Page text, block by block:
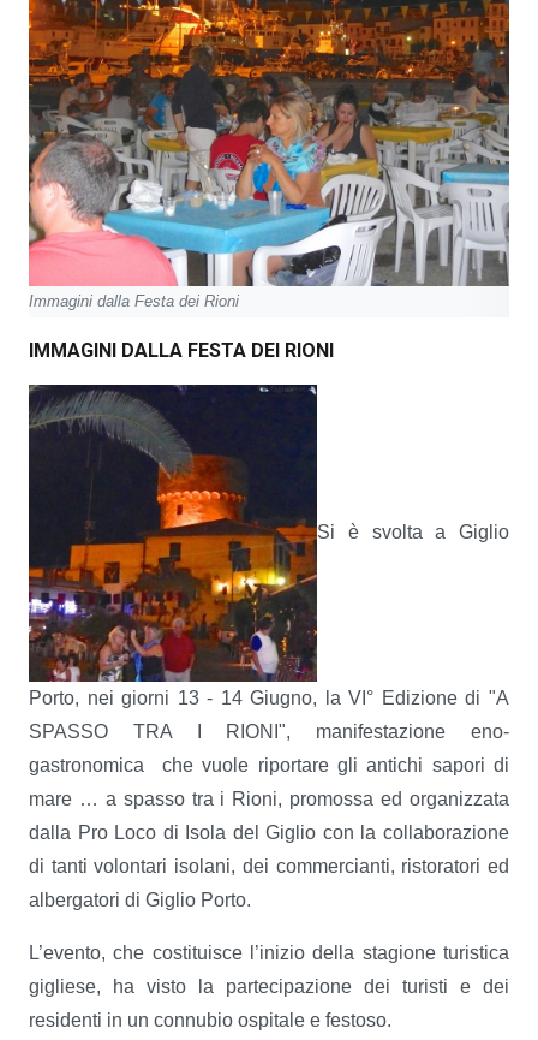
Immagini dalla Festa dei Rioni
IMMAGINI DALLA FESTA DEI RIONI
Si è svolta a Giglio
Porto, nei giorni 13 - 14 Giugno, la VI° Edizione di "A
SPASSO TRA I RIONI", manifestazione eno-
gastronomica che vuole riportare gli antichi sapori di
mare … a spasso tra i Rioni, promossa ed organizzata
dalla Pro Loco di Isola del Giglio con la collaborazione
di tanti volontari isolani, dei commercianti, ristoratori ed
albergatori di Giglio Porto.
L’evento, che costituisce l’inizio della stagione turistica
gigliese, ha visto la partecipazione dei turisti e dei
residenti in un connubio ospitale e festoso.